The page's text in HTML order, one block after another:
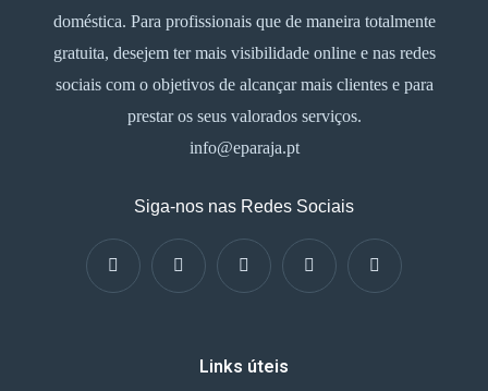
doméstica. Para profissionais que de maneira totalmente
gratuita, desejem ter mais visibilidade online e nas redes
sociais com o objetivos de alcançar mais clientes e para
prestar os seus valorados serviços.
info@eparaja.pt
Siga-nos nas Redes Sociais
Links úteis